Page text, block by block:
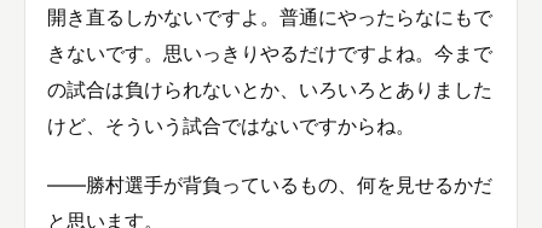
開き直るしかないですよ。普通にやったらなにもで
きないです。思いっきりやるだけですよね。今まで
の試合は負けられないとか、いろいろとありました
けど、そういう試合ではないですからね。
——勝村選手が背負っているもの、何を見せるかだ
と思います。